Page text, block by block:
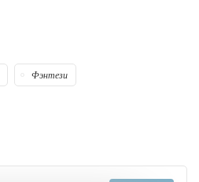
Фэнтези